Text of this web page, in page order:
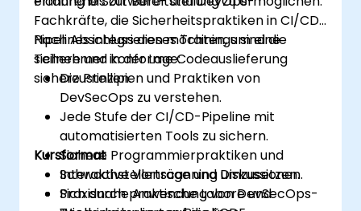
Fachkräfte, die Sicherheitspraktiken in CI/CD-
Pipelines integrieren möchten, um eine
sichere und konforme Codeauslieferung
sicherzustellen.
Nach Abschluss dieses Trainings sind die
Teilnehmer in der Lage:
Die Prinzipien und Praktiken von
DevSecOps zu verstehen.
Jede Stufe der CI/CD-Pipeline mit
automatisierten Tools zu sichern.
Sichere Programmierpraktiken und
Schwachstellenscanning umzusetzen.
Sich durch praktische Labore und
Kursformat
Interaktive Vorträge und Diskussionen.
Praxisnahe Anwendung von DevSecOps-